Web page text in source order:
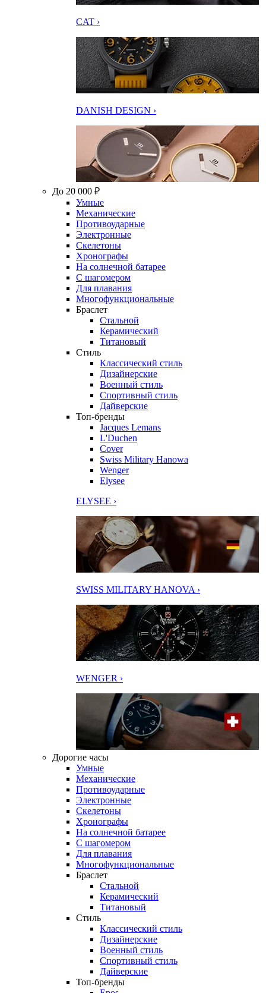
CAT ›
DANISH DESIGN ›
До 20 000 ₽
Умные
Механические
Противоударные
Электронные
Скелетоны
Хронографы
На солнечной батарее
С шагомером
Для плавания
Многофункциональные
Браслет
Стальной
Керамический
Титановый
Стиль
Классический стиль
Дизайнерские
Военный стиль
Спортивный стиль
Дайверские
Топ-бренды
Jacques Lemans
L'Duchen
Cover
Swiss Military Hanowa
Wenger
Elysee
ELYSEE ›
SWISS MILITARY HANOVA ›
WENGER ›
Дорогие часы
Умные
Механические
Противоударные
Электронные
Скелетоны
Хронографы
На солнечной батарее
С шагомером
Для плавания
Многофункциональные
Браслет
Стальной
Керамический
Титановый
Стиль
Классический стиль
Дизайнерские
Военный стиль
Спортивный стиль
Дайверские
Топ-бренды